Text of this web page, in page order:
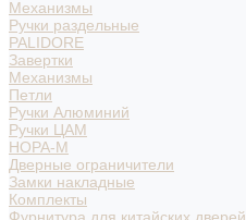
Механизмы
Ручки раздельные
PALIDORE
Завертки
Механизмы
Петли
Ручки Алюминий
Ручки ЦАМ
НОРА-М
Дверные ограничители
Замки накладные
Комплекты